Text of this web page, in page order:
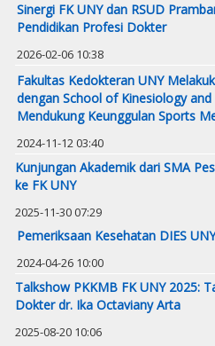
Sinergi FK UNY dan RSUD
Pendidikan Profesi Dokter
2026-02-06 10:38
Fakultas Kedokteran UNY
dengan School of Kinesiology and
Mendukung Keunggulan Sports
2024-11-12 03:40
Kunjungan Akademik dari SMA
ke FK UNY
2025-11-30 07:29
Pemeriksaan Kesehatan DIES
2024-04-26 10:00
Talkshow PKKMB FK UNY 2025:
Dokter dr. Ika Octaviany Arta
2025-08-20 10:06